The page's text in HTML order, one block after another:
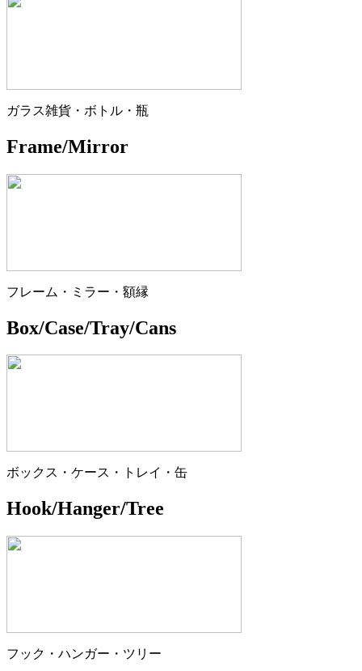
ガラス雑貨・ボトル・瓶
Frame/Mirror
フレーム・ミラー・額縁
Box/Case/Tray/Cans
ボックス・ケース・トレイ・缶
Hook/Hanger/Tree
フック・ハンガー・ツリー